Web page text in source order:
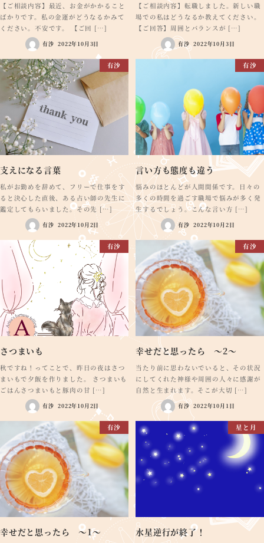
【ご相談内容】最近、お金がかかること
ばかりです。私の金運がどうなるかみて
ください。不安です。 【ご回 […]
有沙 2022年10月3日
【ご相談内容】転職しました。新しい職
場での私はどうなるか教えてください。
【ご回答】周囲とバランスが […]
有沙 2022年10月3日
有沙
支えになる言葉
私がお勤めを辞めて、フリーで仕事をす
ると決心した直後、ある占い師の先生に
鑑定してもらいました。その先 […]
有沙 2022年10月2日
有沙
言い方も態度も違う
悩みのほとんどが人間関係です。日々の
多くの時間を過ごす職場で悩みが多く発
生するでしょう。こんな言い方 […]
有沙 2022年10月2日
有沙
さつまいも
秋ですね！ってことで、昨日の夜はさつ
まいもで夕飯を作りました。 さつまいも
ごはんさつまいもと豚肉の甘 […]
有沙 2022年10月2日
有沙
幸せだと思ったら ～2～
当たり前に思わないでいると、その状況
にしてくれた神様や周囲の人々に感謝が
自然と生まれます。そこが大切 […]
有沙 2022年10月1日
有沙
幸せだと思ったら ～1～
星と月
水星逆行が終了！